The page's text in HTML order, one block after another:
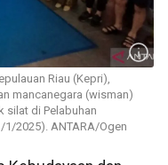
Riau (Kepri),
mancanegara (wisman)
silat di Pelabuhan
1/2025). ANTARA/Ogen